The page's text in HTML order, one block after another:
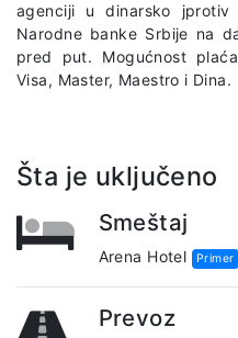
agenciji u dinarsko jprotiv
Narodne banke Srbije na
pred put. Mogućnost
Visa, Master, Maestro i Dina.
Šta je uključeno
Smeštaj
Arena Hotel Primer
Prevoz